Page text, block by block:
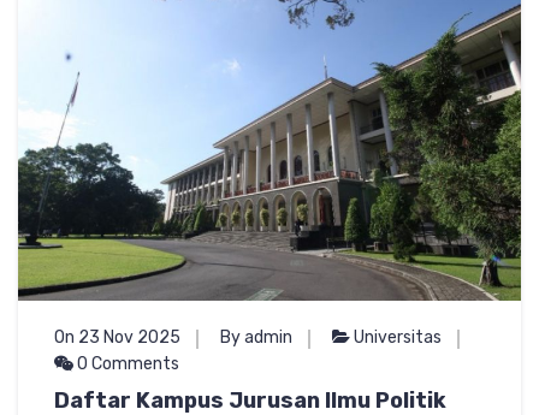
On 23 Nov 2025 By admin
Universitas
0 Comments
Daftar Kampus Jurusan Ilmu Politik